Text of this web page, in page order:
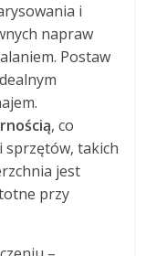
i
napraw
Postaw
, co
sprzętów, takich
jest
przy